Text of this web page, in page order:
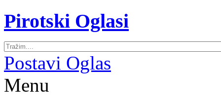
Pirotski Oglasi
Postavi Oglas
Menu